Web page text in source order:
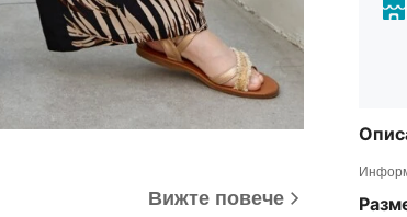
Вижте повече